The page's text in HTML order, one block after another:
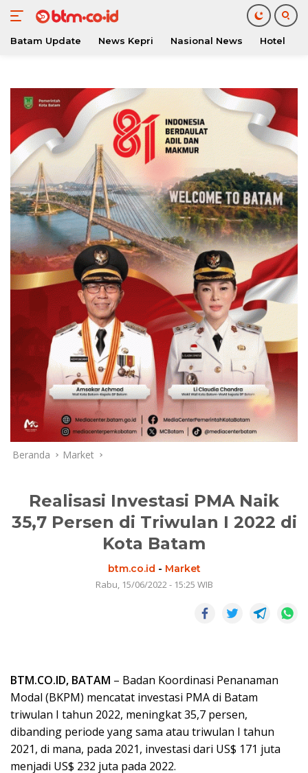
konten
Batam Update News Kepri Nasional News Hotel
Beranda Market
Realisasi Investasi PMA Naik
35,7 Persen di Triwulan I 2022 di
Kota Batam
btm.co.id - Market
Rabu, 15/06/2022 - 15:25 WIB
BTM.CO.ID, BATAM – Badan Koordinasi Penanaman
Modal (BKPM) mencatat investasi PMA di Batam
triwulan I tahun 2022, meningkat 35,7 persen,
dibanding periode yang sama atau triwulan I tahun
2021, di mana, pada 2021, investasi dari US$ 171 juta
menjadi US$ 232 juta pada 2022.